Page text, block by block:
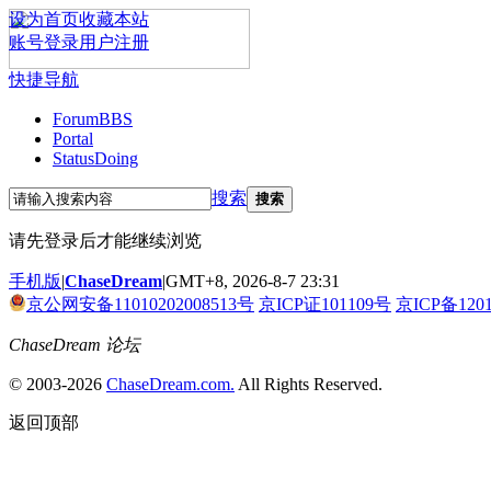
设为首页收藏本站
账号登录用户注册
快捷导航
ForumBBS
Portal
StatusDoing
搜索 搜索
请先登录后才能继续浏览
手机版|ChaseDream|GMT+8, 2026-8-7 23:31
京公网安备11010202008513号 京ICP证101109号 京ICP备
ChaseDream 论坛
© 2003-2026 ChaseDream.com. All Rights Reserved.
返回顶部